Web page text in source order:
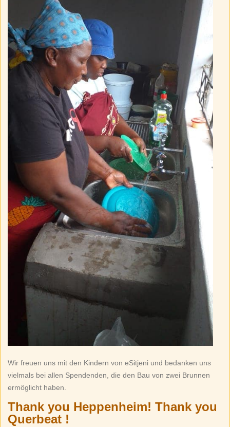
Wir freuen uns mit den Kindern von eSitjeni und bedanken uns
vielmals bei allen Spendenden, die den Bau von zwei Brunnen
ermöglicht haben.
Thank you Heppenheim! Thank you
Querbeat !